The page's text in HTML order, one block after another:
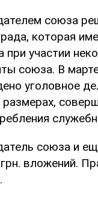
союза
которая
при участии
союза. В
уголовное
союза и
вложений.